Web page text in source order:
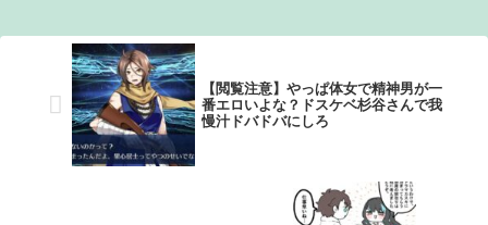
【謎】アキバが夜のお店だらけになってしまった理由、誰
にも分からないｗｗｗｗ：26/08/08のニュース
【閲覧注意】やっぱ体女で精神男が一
番エロいよな？ドスケベ杉谷さんで我
慢汁ドバドバにしろ